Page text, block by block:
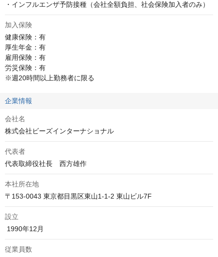
・インフルエンザ予防接種（会社全額負担、社会保険加入者のみ）
加入保険
健康保険：有
厚生年金：有
雇用保険：有
労災保険：有
※週20時間以上勤務者に限る
企業情報
会社名
株式会社ビーズインターナショナル
代表者
代表取締役社長　西方雄作
本社所在地
〒153-0043 東京都目黒区東山1-1-2 東山ビル7F
設立
1990年12月
従業員数